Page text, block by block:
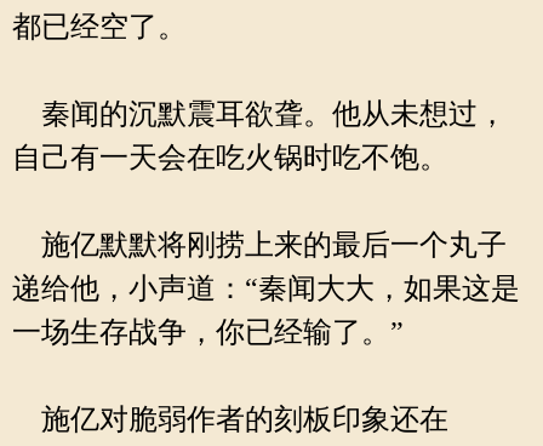
都已经空了。
秦闻的沉默震耳欲聋。他从未想过，
自己有一天会在吃火锅时吃不饱。
施亿默默将刚捞上来的最后一个丸子
递给他，小声道：“秦闻大大，如果这是
一场生存战争，你已经输了。”
施亿对脆弱作者的刻板印象还在